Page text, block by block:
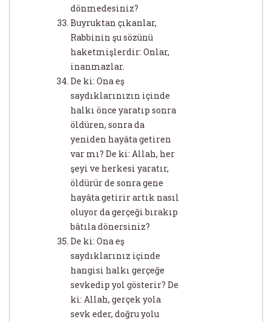
dönmedesiniz?
Buyruktan çıkanlar,
Rabbinin şu sözünü
haketmişlerdir: Onlar,
inanmazlar.
De ki: Ona eş
saydıklarınızın içinde
halkı önce yaratıp sonra
öldüren, sonra da
yeniden hayâta getiren
var mı? De ki: Allah, her
şeyi ve herkesi yaratır,
öldürür de sonra gene
hayâta getirir artık nasıl
oluyor da gerçeği bırakıp
bâtıla dönersiniz?
De ki: Ona eş
saydıklarınız içinde
hangisi halkı gerçeğe
sevkedip yol gösterir? De
ki: Allah, gerçek yola
sevk eder, doğru yolu